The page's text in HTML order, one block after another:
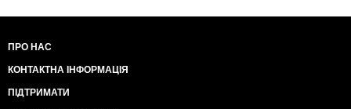
ПРО НАС
КОНТАКТНА ІНФОРМАЦІЯ
ПІДТРИМАТИ